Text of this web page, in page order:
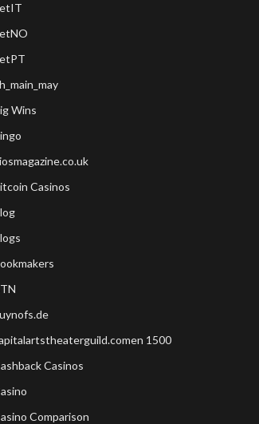
Wins
Casinos
1500
Casinos
Comparison